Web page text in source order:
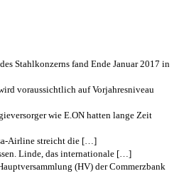
Stahlkonzerns fand Ende Januar 2017 in
voraussichtlich auf Vorjahresniveau
wie E.ON hatten lange Zeit
Airline streicht die […]
Linde, das internationale […]
(HV) der Commerzbank